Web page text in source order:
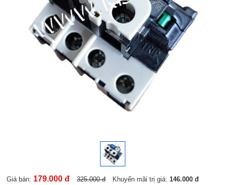
Giá bán: 179.000 đ 325.000 đ Khuyến mãi trị giá:146.000 đ